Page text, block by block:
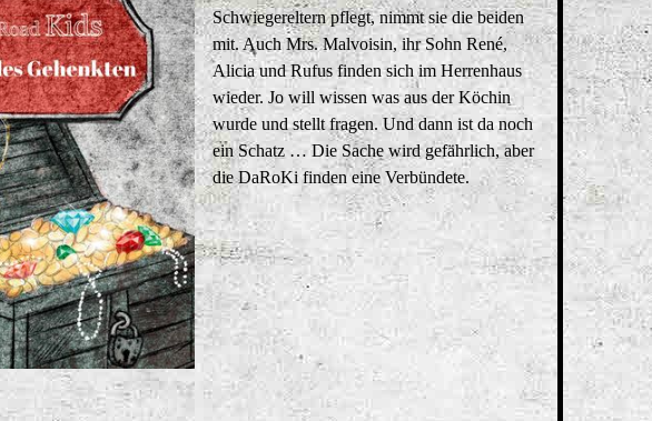
Schwiegereltern pflegt, nimmt sie die beiden
mit. Auch Mrs. Malvoisin, ihr Sohn René,
Alicia und Rufus finden sich im Herrenhaus
wieder. Jo will wissen was aus der Köchin
wurde und stellt fragen. Und dann ist da noch
ein Schatz … Die Sache wird gefährlich, aber
die DaRoKi finden eine Verbündete.